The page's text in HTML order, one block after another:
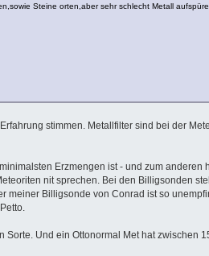
Steine orten,aber sehr schlecht Metall
stimmen. Metallfilter sind bei der
Erzmengen ist - und zum anderen
nit sprechen. Bei den Billigsonden
meiner Billigsonde von Conrad ist so
Und ein Ottonormal Met hat zwischen